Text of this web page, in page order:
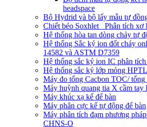
headspace
Bộ Hydrid và bộ lấy mẫu tự
Chiết béo Soxhlet_ Phân tích xơ
Hệ thống hòa tan dòng chảy tự
Hệ thống Sắc ký ion đốt cháy
14582 và ASTM D7359
Hệ thống sắc ký ion IC phân
Hệ thống sắc ký lớp mỏng
Máy đo tổng Cacbon TOC/
Máy huỳnh quang tia X cầm
Máy khúc xạ kế để bàn
Máy phân cực kế tự động để bàn
Máy phân tích đạm phương
CHNS-O